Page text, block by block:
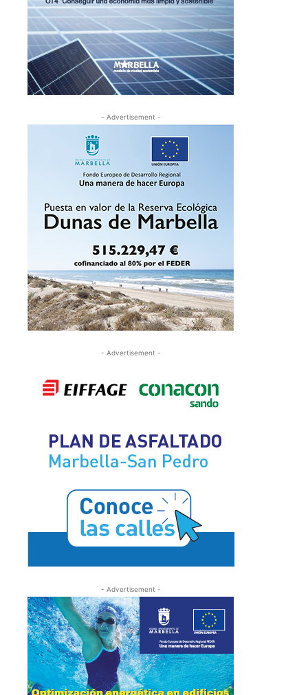
- Advertisement -
- Advertisement -
- Advertisement -